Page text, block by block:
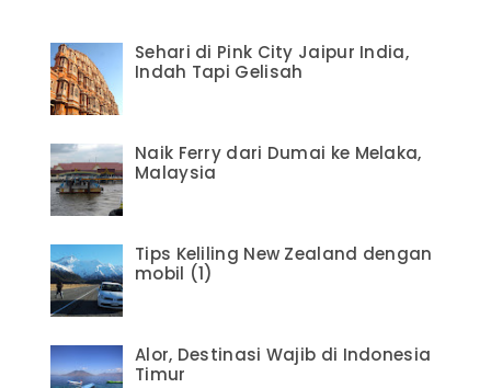
Sehari di Pink City Jaipur India,
Indah Tapi Gelisah
Naik Ferry dari Dumai ke Melaka,
Malaysia
Tips Keliling New Zealand dengan
mobil (1)
Alor, Destinasi Wajib di Indonesia
Timur